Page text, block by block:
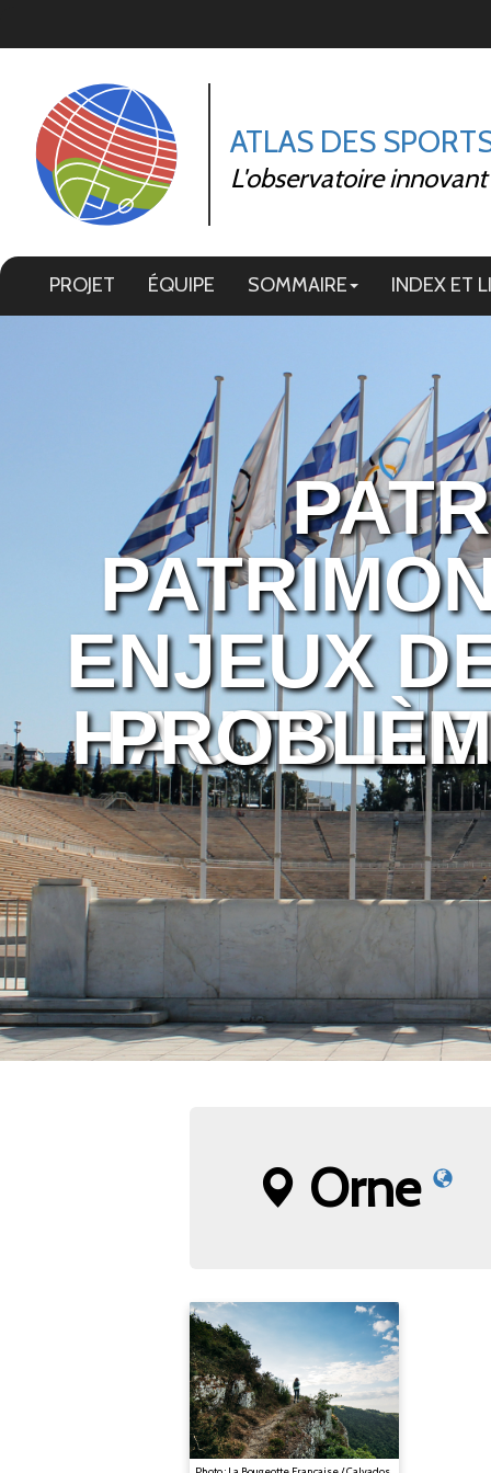
ATLAS DES
L'observatoire
PROJET ÉQUIPE SOMMAIRE INDEX ET
ENJEUX
HAUTS
Orne